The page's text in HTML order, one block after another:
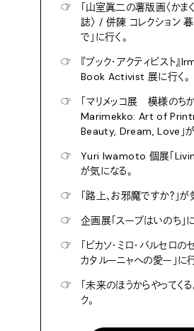
☞
「山室眞二の薯版画〈かま
誌〉 / 併陳 コレクション
で」に行く。
☞
『ブック・アクティビスト
Book Activist 展に行く。
☞
「マリメッコ展 模様のち
Marimekko: Art of
Beauty, Dream, Love」が
☞
Yuri Iwamoto 個展「
が気になる。
☞
「路上、お邪魔ですか？」が
☞
企画展「スープはいのち」に
☞
「ピカソ・ミロ・バルセロの
カタルーニャへの愛ー」に行
☞
「未来のほうからやってくる
ク。